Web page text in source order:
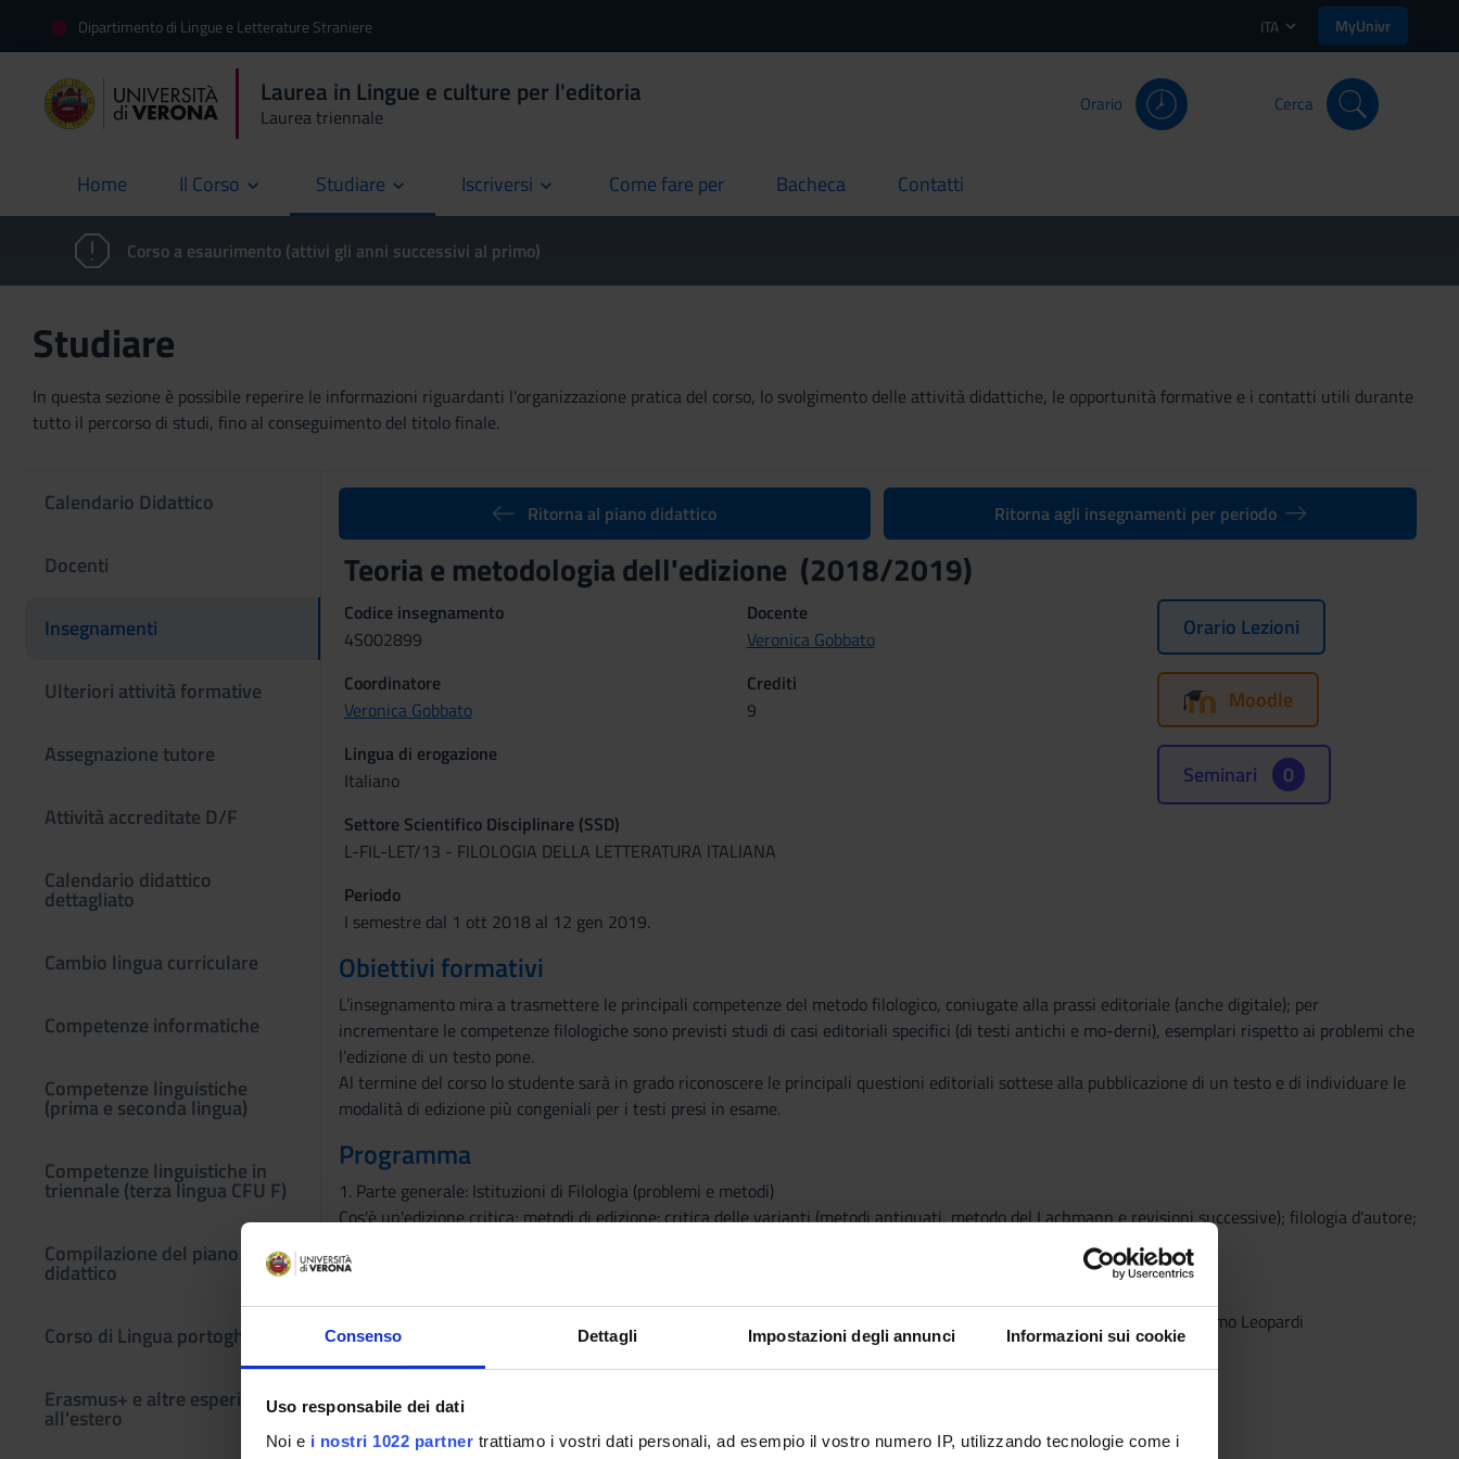
Consenso Dettagli Impostazioni degli annunci Informazioni sui cookie
Uso responsabile dei dati
Noi e i nostri 1022 partner trattiamo i vostri dati personali, ad esempio il vostro numero IP, utilizzando tecnologie come i
Dipartimento di Lingue e Letterature Straniere ITA MyUnivr
Laurea in Lingue e culture per l'editoria
Laurea triennale
Orario Cerca
Home
current Il Corso Studiare Iscriversi Come fare per
current Bacheca
current Contatti
current
Corso a esaurimento (attivi gli anni successivi al primo)
Studiare
In questa sezione è possibile reperire le informazioni riguardanti l'organizzazione pratica del corso, lo svolgimento delle attività didattiche, le opportunità formative e i contatti utili durante
tutto il percorso di studi, fino al conseguimento del titolo finale.
Calendario Didattico
Docenti
Insegnamenti
Ulteriori attività formative
Assegnazione tutore
Attività accreditate D/F
Calendario didattico
dettagliato
Cambio lingua curriculare
Competenze informatiche
Competenze linguistiche
(prima e seconda lingua)
Competenze linguistiche in
triennale (terza lingua CFU F)
Compilazione del piano
didattico
Corso di Lingua portoghese
Erasmus+ e altre esperienze
all'estero
Ritorna al piano didattico Ritorna agli insegnamenti per periodo
Teoria e metodologia dell'edizione (2018/2019)
Codice insegnamento
4S002899
Docente
Veronica Gobbato
Coordinatore
Veronica Gobbato
Crediti
9
Lingua di erogazione
Italiano
Settore Scientifico Disciplinare (SSD)
L-FIL-LET/13 - FILOLOGIA DELLA LETTERATURA ITALIANA
Periodo
I semestre dal 1 ott 2018 al 12 gen 2019.
Orario Lezioni
Moodle
Seminari 0
Obiettivi formativi
L’insegnamento mira a trasmettere le principali competenze del metodo filologico, coniugate alla prassi editoriale (anche digitale); per
incrementare le competenze filologiche sono previsti studi di casi editoriali specifici (di testi antichi e mo-derni), esemplari rispetto ai problemi che
l’edizione di un testo pone.
Al termine del corso lo studente sarà in grado riconoscere le principali questioni editoriali sottese alla pubblicazione di un testo e di individuare le
modalità di edizione più congeniali per i testi presi in esame.
Programma
1. Parte generale: Istituzioni di Filologia (problemi e metodi)
Cos'è un'edizione critica; metodi di edizione: critica delle varianti (metodi antiquati, metodo del Lachmann e revisioni successive); filologia d'autore;
2. Esempi e applicazione di metodi editoriali:
b- Esempi di edizione d'autore (antichi, moderni e contemporanei): il Decameron di Giovanni Boccaccio, Gli idilli di Giacomo Leopardi
3. Filologia e prassi editoriale nell'era del digitale.
Bibliografia:
A. Stussi, Introduzione agli studi di filologia italiana, Bologna, Il Mulino, 2007 (o edizioni successive)